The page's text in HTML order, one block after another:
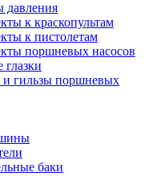
давления
к краскопультам
к пистолетам
поршневых насосов
гильзы поршневых
баки